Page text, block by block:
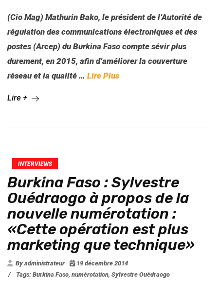
(Cio Mag) Mathurin Bako, le président de l’Autorité de
régulation des communications électroniques et des
postes (Arcep) du Burkina Faso compte sévir plus
durement, en 2015, afin d’améliorer la couverture
réseau et la qualité … Lire Plus
Lire +
INTERVIEWS
Burkina Faso : Sylvestre
Ouédraogo à propos de la
nouvelle numérotation :
«Cette opération est plus
marketing que technique»
By administrateur
19 décembre 2014
/
Tags: Burkina Faso, numérotation, Sylvestre Ouédraogo